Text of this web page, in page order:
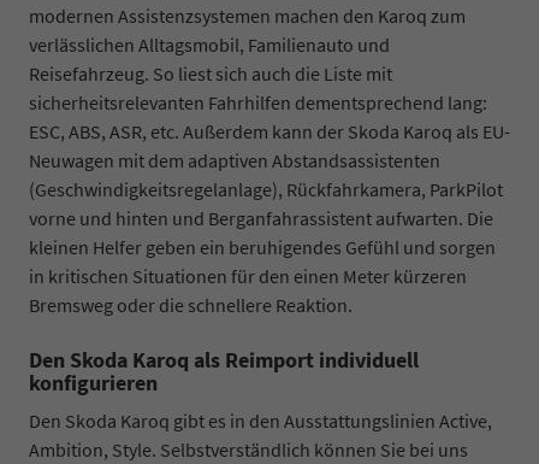
modernen Assistenzsystemen machen den Karoq zum
verlässlichen Alltagsmobil, Familienauto und
Reisefahrzeug. So liest sich auch die Liste mit
sicherheitsrelevanten Fahrhilfen dementsprechend lang:
ESC, ABS, ASR, etc. Außerdem kann der Skoda Karoq als EU-
Neuwagen mit dem adaptiven Abstandsassistenten
(Geschwindigkeitsregelanlage), Rückfahrkamera, ParkPilot
vorne und hinten und Berganfahrassistent aufwarten. Die
kleinen Helfer geben ein beruhigendes Gefühl und sorgen
in kritischen Situationen für den einen Meter kürzeren
Bremsweg oder die schnellere Reaktion.
Den Skoda Karoq als Reimport individuell
konfigurieren
Den Skoda Karoq gibt es in den Ausstattungslinien Active,
Ambition, Style. Selbstverständlich können Sie bei uns